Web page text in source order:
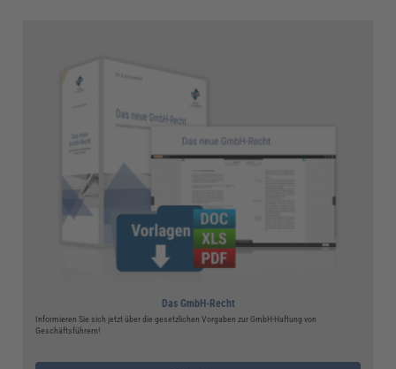
Das GmbH-Recht
Informieren Sie sich jetzt über die gesetzlichen Vorgaben zur GmbH-Haftung von
Geschäftsführern!